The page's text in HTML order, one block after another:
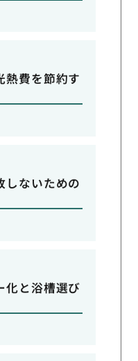
熱費を節約す
しないための
化と浴槽選び